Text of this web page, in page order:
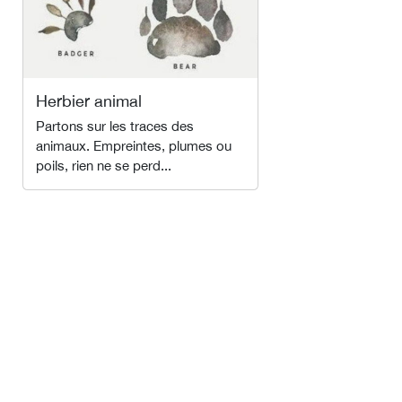
Herbier animal
Partons sur les traces des
animaux. Empreintes, plumes ou
poils, rien ne se perd...